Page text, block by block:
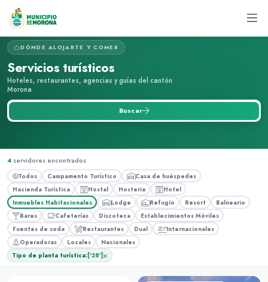
DÓNDE ALOJARTE Y COMER
Servicios turísticos
Hoteles, restaurantes, agencias y guías del cantón
Morona
Buscar servicio turístico... Buscar
4 servidores encontrados
Todos Campamento Turístico
Casa de huéspedes
Hacienda Turística
Hostal Hosteria
Hotel
Inmuebles Habitacionales
Lodge Refugio Resort
Balneario
Bares
Cafeterías Discoteca
Establecimientos Móviles
Fuentes de soda
Restaurantes Dual
Internacionales
Operadoras
Locales
Nacionales
Tipo de planta turística:['28'] ×